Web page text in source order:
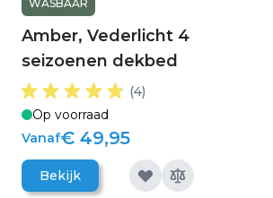
WASBAAR
Amber, Vederlicht 4
seizoenen dekbed
(4)
Op voorraad
Vanaf€ 49,95
Bekijk